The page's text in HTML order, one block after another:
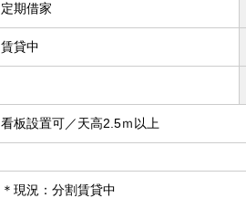
定期借家
賃貸中
看板設置可／天高2.5ｍ以上
＊現況：分割賃貸中